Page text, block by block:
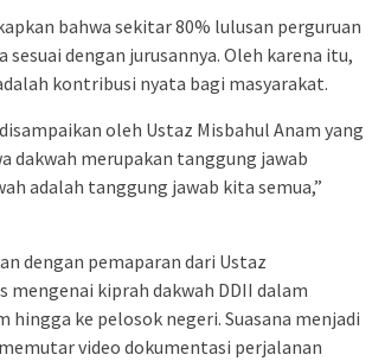
bahwa sekitar 80% lulusan perguruan
dengan jurusannya. Oleh karena itu,
kontribusi nyata bagi masyarakat.
oleh Ustaz Misbahul Anam yang
dakwah merupakan tanggung jawab
adalah tanggung jawab kita semua,”
dengan pemaparan dari Ustaz
mengenai kiprah dakwah DDII dalam
hingga ke pelosok negeri. Suasana menjadi
video dokumentasi perjalanan